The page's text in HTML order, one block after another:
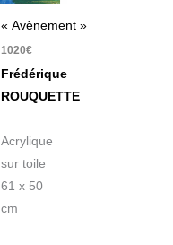
« Avènement »
1020€
Frédérique
ROUQUETTE
Acrylique
sur toile
61 x 50
cm